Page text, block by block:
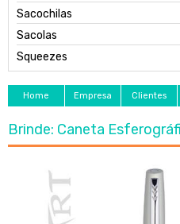
Sacochilas
Sacolas
Squeezes
Home Empresa Clientes
Brinde: Caneta